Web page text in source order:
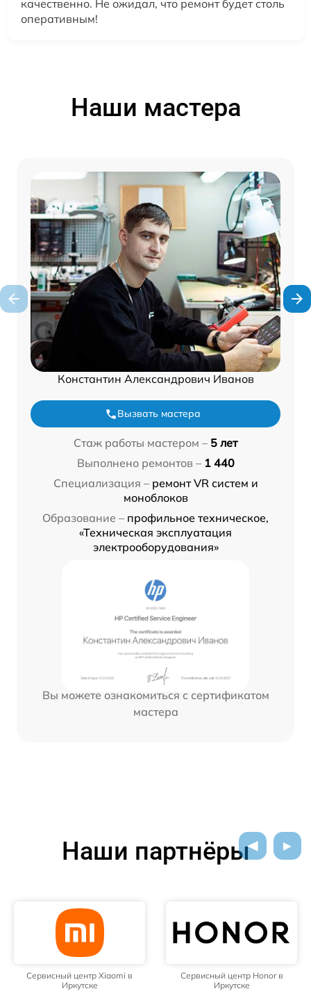
качественно. Не ожидал, что ремонт будет столь
оперативным!
Наши мастера
Константин Александрович Иванов
Вызвать мастера
Стаж работы мастером – 5 лет
Выполнено ремонтов – 1 440
Специализация – ремонт VR систем и
моноблоков
Образование – профильное техническое,
«Техническая эксплуатация
электрооборудования»
Вы можете ознакомиться с сертификатом
мастера
Наши партнёры
Сервисный центр Xiaomi в
Иркутске
Сервисный центр Honor в
Иркутске